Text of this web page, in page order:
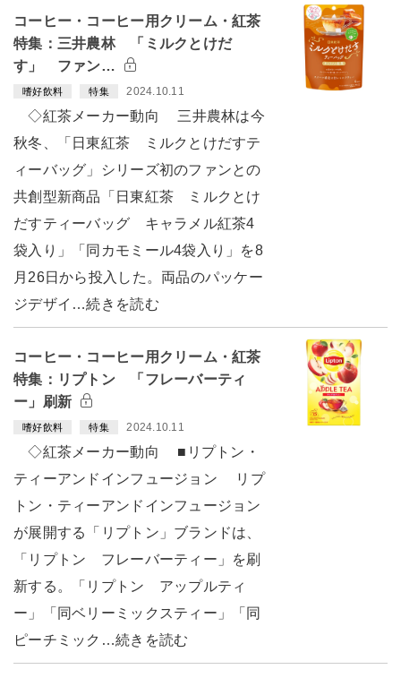
コーヒー・コーヒー用クリーム・紅茶
特集：三井農林 「ミルクとけだ
す」 ファン…
嗜好飲料 特集 2024.10.11
◇紅茶メーカー動向 三井農林は今
秋冬、「日東紅茶 ミルクとけだすテ
ィーバッグ」シリーズ初のファンとの
共創型新商品「日東紅茶 ミルクとけ
だすティーバッグ キャラメル紅茶4
袋入り」「同カモミール4袋入り」を8
月26日から投入した。両品のパッケー
ジデザイ…続きを読む
コーヒー・コーヒー用クリーム・紅茶
特集：リプトン 「フレーバーティ
ー」刷新
嗜好飲料 特集 2024.10.11
◇紅茶メーカー動向 ■リプトン・
ティーアンドインフュージョン リプ
トン・ティーアンドインフュージョン
が展開する「リプトン」ブランドは、
「リプトン フレーバーティー」を刷
新する。「リプトン アップルティ
ー」「同ベリーミックスティー」「同
ピーチミック…続きを読む